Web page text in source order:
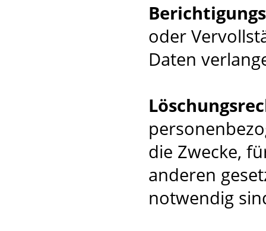
oder
Daten
die Zwecke,
anderen
notwendig